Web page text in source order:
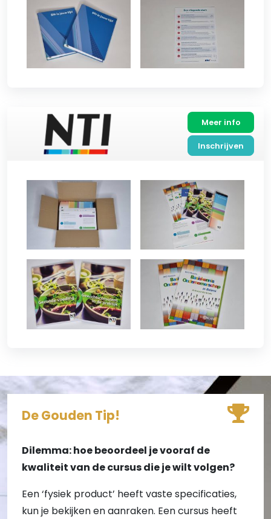
Meer info
Inschrijven
De Gouden Tip!
Dilemma: hoe beoordeel je vooraf de
kwaliteit van de cursus die je wilt volgen?
Een ‘fysiek product’ heeft vaste specificaties,
kun je bekijken en aanraken. Een cursus heeft